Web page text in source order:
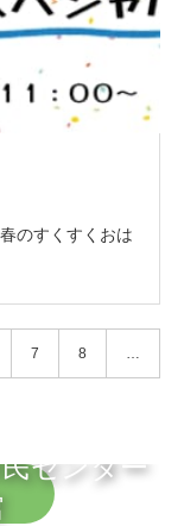
のすくすくおは
7 8 …
センター